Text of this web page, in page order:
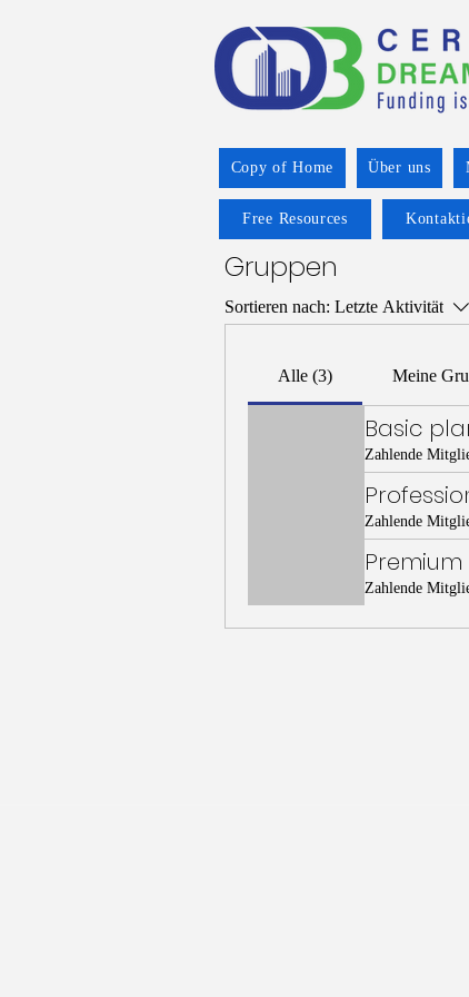
Copy of Home Über uns
Free Resources
Gruppen
Sortieren nach: Letzte Aktivität
Alle (3) Meine
Basic
Zahlende
Zahlende
Zahlende